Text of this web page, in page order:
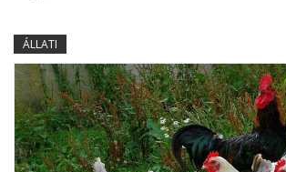
ÁLLATI